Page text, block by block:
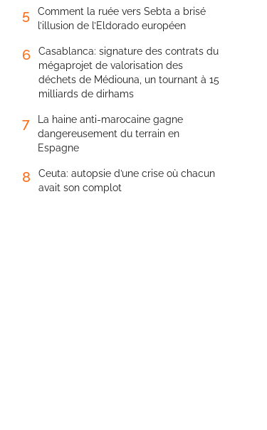
5
Comment la ruée vers Sebta a brisé
l’illusion de l’Eldorado européen
6
Casablanca: signature des contrats du
mégaprojet de valorisation des
déchets de Médiouna, un tournant à 15
milliards de dirhams
7
La haine anti-marocaine gagne
dangereusement du terrain en
Espagne
8
Ceuta: autopsie d’une crise où chacun
avait son complot